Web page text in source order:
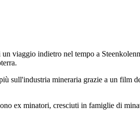
viaggio indietro nel tempo a
sull'industria mineraria grazie a un film
ex minatori, cresciuti in famiglie di